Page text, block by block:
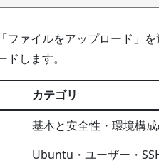
ファイルをアップロード」
します。
カテゴリ
基本と安全性・環境構
Ubuntu・ユーザー・